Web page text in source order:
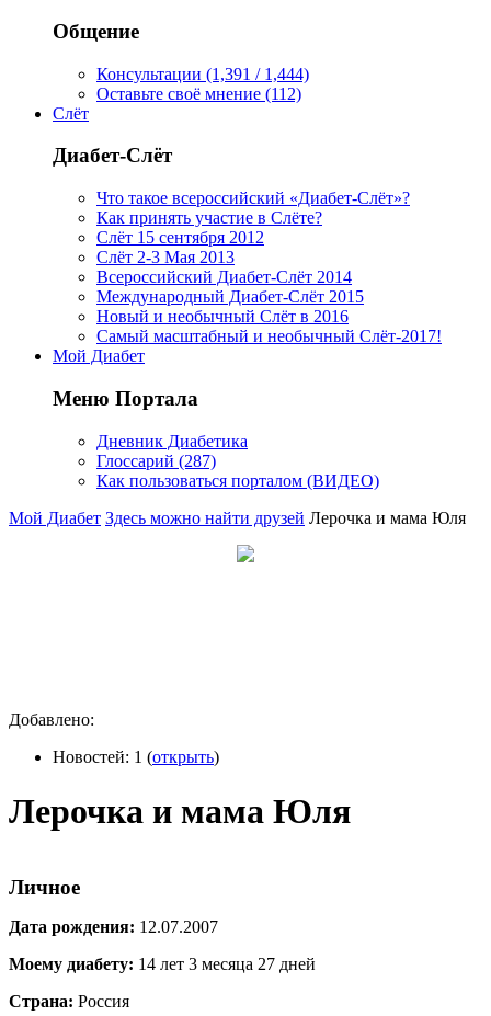
Общение
Консультации (1,391 / 1,444)
Оставьте своё мнение (112)
Слёт
Диабет-Слёт
Что такое всероссийский «Диабет-Слёт»?
Как принять участие в Слёте?
Слёт 15 сентября 2012
Слёт 2-3 Мая 2013
Всероссийский Диабет-Слёт 2014
Международный Диабет-Слёт 2015
Новый и необычный Слёт в 2016
Самый масштабный и необычный Слёт-2017!
Мой Диабет
Меню Портала
Дневник Диабетика
Глоссарий (287)
Как пользоваться порталом (ВИДЕО)
Мой Диабет Здесь можно найти друзей Лерочка и мама Юля
Добавлено:
Новостей: 1 (открыть)
Лерочка и мама Юля
Личное
Дата рождения: 12.07.2007
Моему диабету: 14 лет 3 месяца 27 дней
Страна: Россия